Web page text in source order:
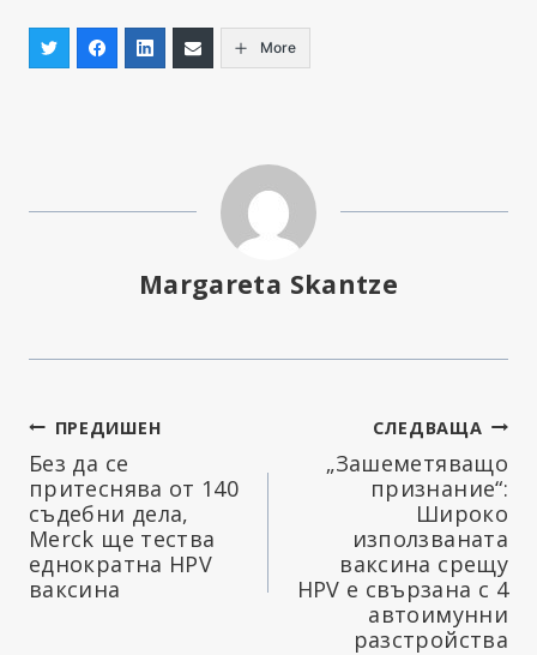
More
Margareta Skantze
Навигация
ПРЕДИШЕН
Без да се
притеснява от 140
съдебни дела,
Merck ще тества
еднократна HPV
ваксина
СЛЕДВАЩА
„Зашеметяващо
признание“:
Широко
използваната
ваксина срещу
HPV е свързана с 4
автоимунни
разстройства